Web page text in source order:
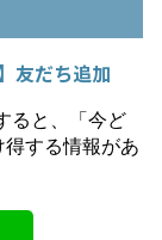
友だち追加
ると、「今ど
する情報があ